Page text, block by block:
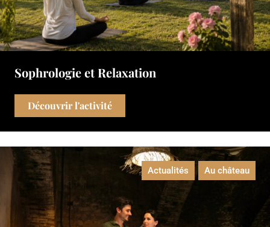
Sophrologie et Relaxation
Découvrir l'activité
Actualités Au château